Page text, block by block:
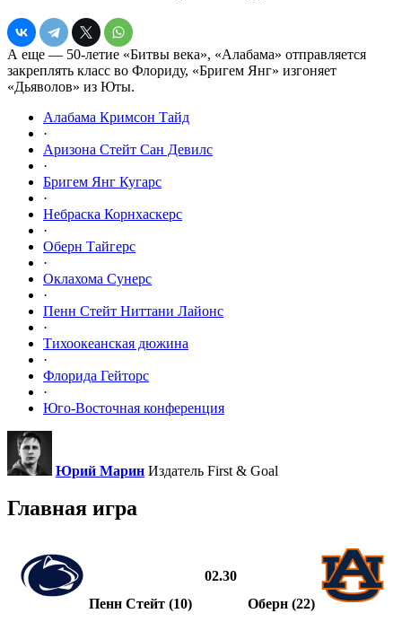
А еще — 50-летие «Битвы века», «Алабама» отправляется
закреплять класс во Флориду, «Бригем Янг» изгоняет
«Дьяволов» из Юты.
Алабама Кримсон Тайд
·
Аризона Стейт Сан Девилс
·
Бригем Янг Кугарс
·
Небраска Корнхаскерс
·
Оберн Тайгерс
·
Оклахома Сунерс
·
Пенн Стейт Ниттани Лайонс
·
Тихоокеанская дюжина
·
Флорида Гейторс
·
Юго-Восточная конференция
Юрий Марин Издатель First & Goal
Главная игра
Пенн Стейт (10)
02.30
Оберн (22)